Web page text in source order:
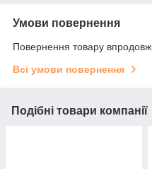
Умови повернення
Повернення товару
Всі умови повернення
Подібні товари компанії